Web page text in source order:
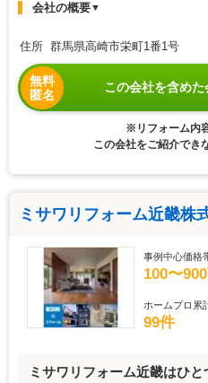
会社の概要▼
住所 群馬県高崎市栄町1番1号
無料
匿名
この会社を含め
※リフォーム内
この会社をご紹介でき
ミサワリフォーム近畿株
事例中心価格
100〜
ホームプロ累
99件
ミサワリフォーム近畿はひ